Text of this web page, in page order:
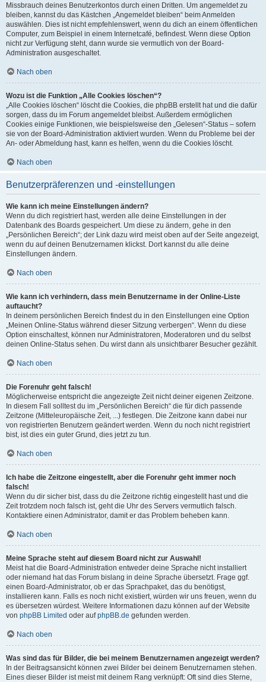
Missbrauch deines Benutzerkontos durch einen Dritten. Um angemeldet zu
bleiben, kannst du das Kästchen „Angemeldet bleiben“ beim Anmelden
auswählen. Dies ist nicht empfehlenswert, wenn du dich an einem öffentlichen
Computer, zum Beispiel in einem Internetcafé, befindest. Wenn diese Option
nicht zur Verfügung steht, dann wurde sie vermutlich von der Board-
Administration ausgeschaltet.
Nach oben
Wozu ist die Funktion „Alle Cookies löschen“?
„Alle Cookies löschen“ löscht die Cookies, die phpBB erstellt hat und die dafür
sorgen, dass du im Forum angemeldet bleibst. Außerdem ermöglichen
Cookies einige Funktionen, wie beispielsweise den „Gelesen“-Status – sofern
sie von der Board-Administration aktiviert wurden. Wenn du Probleme bei der
An- oder Abmeldung hast, kann es helfen, wenn du die Cookies löscht.
Nach oben
Benutzerpräferenzen und -einstellungen
Wie kann ich meine Einstellungen ändern?
Wenn du dich registriert hast, werden alle deine Einstellungen in der
Datenbank des Boards gespeichert. Um diese zu ändern, gehe in den
„Persönlichen Bereich“; der Link dazu wird meist oben auf der Seite angezeigt,
wenn du auf deinen Benutzernamen klickst. Dort kannst du alle deine
Einstellungen ändern.
Nach oben
Wie kann ich verhindern, dass mein Benutzername in der Online-Liste
auftaucht?
In deinem persönlichen Bereich findest du in den Einstellungen eine Option
„Meinen Online-Status während dieser Sitzung verbergen“. Wenn du diese
Option einschaltest, können nur Administratoren, Moderatoren und du selbst
deinen Online-Status sehen. Du wirst dann als unsichtbarer Besucher gezählt.
Nach oben
Die Forenuhr geht falsch!
Möglicherweise entspricht die angezeigte Zeit nicht deiner eigenen Zeitzone.
In diesem Fall solltest du im „Persönlichen Bereich“ die für dich passende
Zeitzone (Mitteleuropäische Zeit, ...) festlegen. Die Zeitzone kann dabei nur
von registrierten Benutzern geändert werden. Wenn du noch nicht registriert
bist, ist dies ein guter Grund, dies jetzt zu tun.
Nach oben
Ich habe die Zeitzone eingestellt, aber die Forenuhr geht immer noch
falsch!
Wenn du dir sicher bist, dass du die Zeitzone richtig eingestellt hast und die
Zeit trotzdem noch falsch ist, geht die Uhr des Servers vermutlich falsch.
Kontaktiere einen Administrator, damit er das Problem beheben kann.
Nach oben
Meine Sprache steht auf diesem Board nicht zur Auswahl!
Meist hat die Board-Administration entweder deine Sprache nicht installiert
oder niemand hat das Forum bislang in deine Sprache übersetzt. Frage ggf.
einen Board-Administrator, ob er das Sprachpaket, das du benötigst,
installieren kann. Falls es noch nicht existiert, würden wir uns freuen, wenn du
es übersetzen würdest. Weitere Informationen dazu können auf der Website
von phpBB Limited oder aufphpBB.de gefunden werden.
Nach oben
Was sind das für Bilder, die bei meinem Benutzernamen angezeigt werden?
In der Beitragsansicht können zwei Bilder bei deinem Benutzernamen stehen.
Eines dieser Bilder ist meist mit deinem Rang verknüpft: Oft sind dies Sterne,